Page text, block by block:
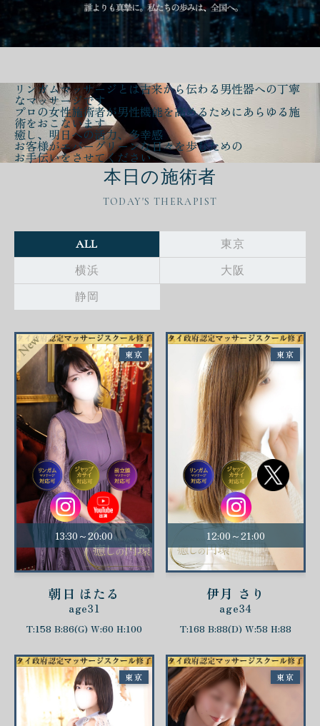
リンガムマッサージとは古来から伝わる男性器への丁寧
なマッサージです
プロの女性施術者が男性機能を高める ためにあらゆる施
術をおこないます
癒し、明日への活力、多幸感
お客様がエバーグリーンな日々を歩むための
お手伝いをさせてください
本日の施術者
TODAY'S THERAPIST
ALL
東京
横浜
大阪
静岡
13:30～20:00
朝日 ほたる
age31
T:158 B:86(G) W:60 H:100
東京
12:00～21:00
伊月 さり
age34
T:168 B:88(D) W:58 H:88
東京
東京 東京